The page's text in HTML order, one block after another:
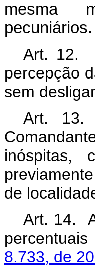
mesma
Art. 12.
percepção
sem
Art. 13.
inóspitas,
de
Art. 14.
8.733, de